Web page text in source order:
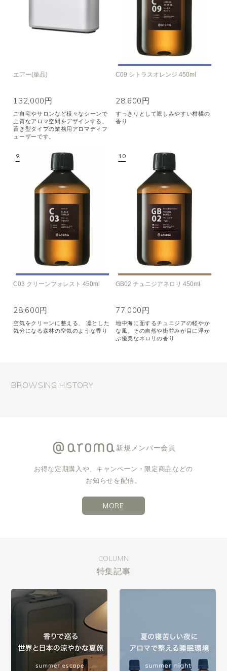
エアー(単品)
132,000円
ご自宅やサロンなど様々なシーンで
上質なアロマ空間をデザインする、
置き型タイプの業務用アロマディフ
ューザーです。
C09 シトラスオレンジ 450ml
28,600円
すっきりとして親しみやすい柑橘の
香り
C03 クリーンフォレスト 450ml
28,600円
空気をクリーンに整える、 凛とした
気分になる森林の空気のような香り
GB02 チュニジアネロリ 450ml
77,000円
地中海に面するチュニジアの軽やか
な風、その自然や街並みが目に浮か
ぶ優美なネロリの香り
BROWSING HISTORY
新規メンバー会員
お得な定期購入や、キャンペーン・限定商品などの
お知らせを配信。
MORE
COLUMN
特集記事